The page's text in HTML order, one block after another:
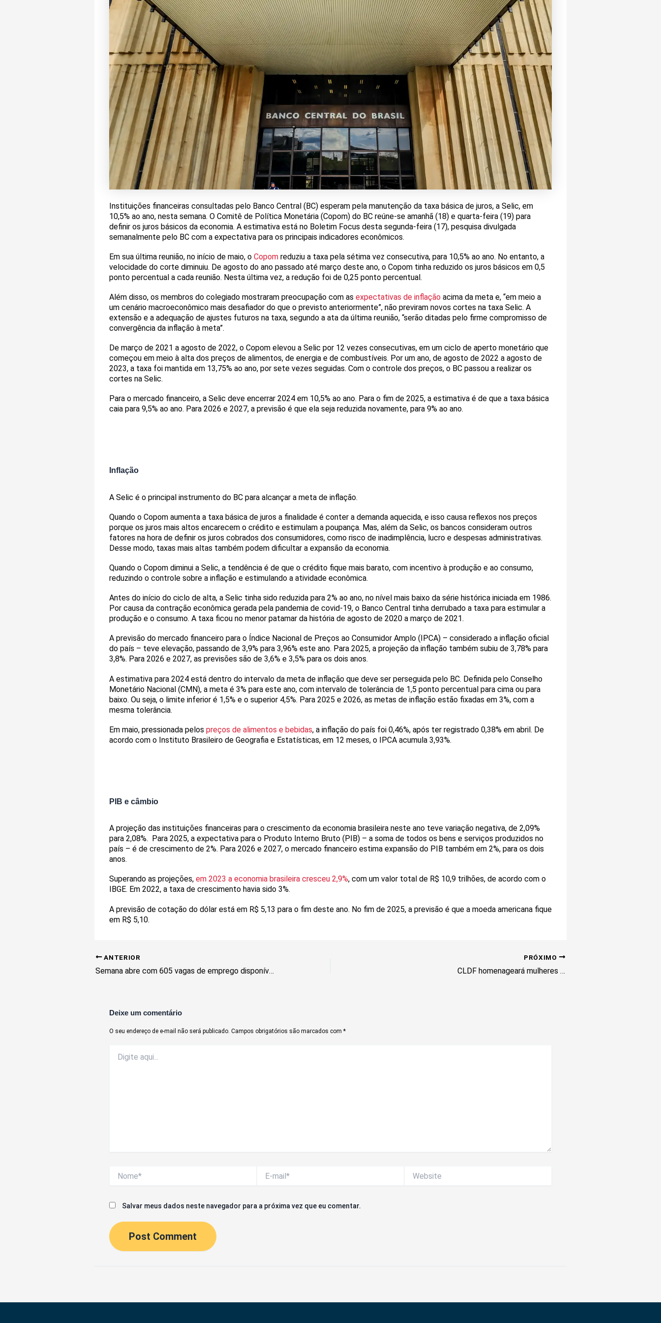
Instituições financeiras consultadas pelo Banco Central (BC) esperam pela manutenção da taxa básica de juros, a Selic, em
10,5% ao ano, nesta semana. O Comitê de Política Monetária (Copom) do BC reúne-se amanhã (18) e quarta-feira (19) para
definir os juros básicos da economia. A estimativa está no Boletim Focus desta segunda-feira (17), pesquisa divulgada
semanalmente pelo BC com a expectativa para os principais indicadores econômicos.
Em sua última reunião, no início de maio, o Copom reduziu a taxa pela sétima vez consecutiva, para 10,5% ao ano. No entanto, a
velocidade do corte diminuiu. De agosto do ano passado até março deste ano, o Copom tinha reduzido os juros básicos em 0,5
ponto percentual a cada reunião. Nesta última vez, a redução foi de 0,25 ponto percentual.
Além disso, os membros do colegiado mostraram preocupação com as expectativas de inflação acima da meta e, “em meio a
um cenário macroeconômico mais desafiador do que o previsto anteriormente”, não previram novos cortes na taxa Selic. A
extensão e a adequação de ajustes futuros na taxa, segundo a ata da última reunião, “serão ditadas pelo firme compromisso de
convergência da inflação à meta”.
De março de 2021 a agosto de 2022, o Copom elevou a Selic por 12 vezes consecutivas, em um ciclo de aperto monetário que
começou em meio à alta dos preços de alimentos, de energia e de combustíveis. Por um ano, de agosto de 2022 a agosto de
2023, a taxa foi mantida em 13,75% ao ano, por sete vezes seguidas. Com o controle dos preços, o BC passou a realizar os
cortes na Selic.
Para o mercado financeiro, a Selic deve encerrar 2024 em 10,5% ao ano. Para o fim de 2025, a estimativa é de que a taxa básica
caia para 9,5% ao ano. Para 2026 e 2027, a previsão é que ela seja reduzida novamente, para 9% ao ano.
Inflação
A Selic é o principal instrumento do BC para alcançar a meta de inflação.
Quando o Copom aumenta a taxa básica de juros a finalidade é conter a demanda aquecida, e isso causa reflexos nos preços
porque os juros mais altos encarecem o crédito e estimulam a poupança. Mas, além da Selic, os bancos consideram outros
fatores na hora de definir os juros cobrados dos consumidores, como risco de inadimplência, lucro e despesas administrativas.
Desse modo, taxas mais altas também podem dificultar a expansão da economia.
Quando o Copom diminui a Selic, a tendência é de que o crédito fique mais barato, com incentivo à produção e ao consumo,
reduzindo o controle sobre a inflação e estimulando a atividade econômica.
Antes do início do ciclo de alta, a Selic tinha sido reduzida para 2% ao ano, no nível mais baixo da série histórica iniciada em 1986.
Por causa da contração econômica gerada pela pandemia de covid-19, o Banco Central tinha derrubado a taxa para estimular a
produção e o consumo. A taxa ficou no menor patamar da história de agosto de 2020 a março de 2021.
A previsão do mercado financeiro para o Índice Nacional de Preços ao Consumidor Amplo (IPCA) – considerado a inflação oficial
do país – teve elevação, passando de 3,9% para 3,96% este ano. Para 2025, a projeção da inflação também subiu de 3,78% para
3,8%. Para 2026 e 2027, as previsões são de 3,6% e 3,5% para os dois anos.
A estimativa para 2024 está dentro do intervalo da meta de inflação que deve ser perseguida pelo BC. Definida pelo Conselho
Monetário Nacional (CMN), a meta é 3% para este ano, com intervalo de tolerância de 1,5 ponto percentual para cima ou para
baixo. Ou seja, o limite inferior é 1,5% e o superior 4,5%. Para 2025 e 2026, as metas de inflação estão fixadas em 3%, com a
mesma tolerância.
Em maio, pressionada pelos preços de alimentos e bebidas, a inflação do país foi 0,46%, após ter registrado 0,38% em abril. De
acordo com o Instituto Brasileiro de Geografia e Estatísticas, em 12 meses, o IPCA acumula 3,93%.
PIB e câmbio
A projeção das instituições financeiras para o crescimento da economia brasileira neste ano teve variação negativa, de 2,09%
para 2,08%. Para 2025, a expectativa para o Produto Interno Bruto (PIB) – a soma de todos os bens e serviços produzidos no
país – é de crescimento de 2%. Para 2026 e 2027, o mercado financeiro estima expansão do PIB também em 2%, para os dois
anos.
Superando as projeções, em 2023 a economia brasileira cresceu 2,9%, com um valor total de R$ 10,9 trilhões, de acordo com o
IBGE. Em 2022, a taxa de crescimento havia sido 3%.
A previsão de cotação do dólar está em R$ 5,13 para o fim deste ano. No fim de 2025, a previsão é que a moeda americana fique
em R$ 5,10.
ANTERIOR
Semana abre com 605 vagas de emprego disponíveis por todo o DF
PRÓXIMO
CLDF homenageará mulheres que inspiram na área da saúde
Deixe um comentário
O seu endereço de e-mail não será publicado. Campos obrigatórios são marcados com *
aqui...
mail*
Salvar meus dados neste navegador para a próxima vez que eu comentar.